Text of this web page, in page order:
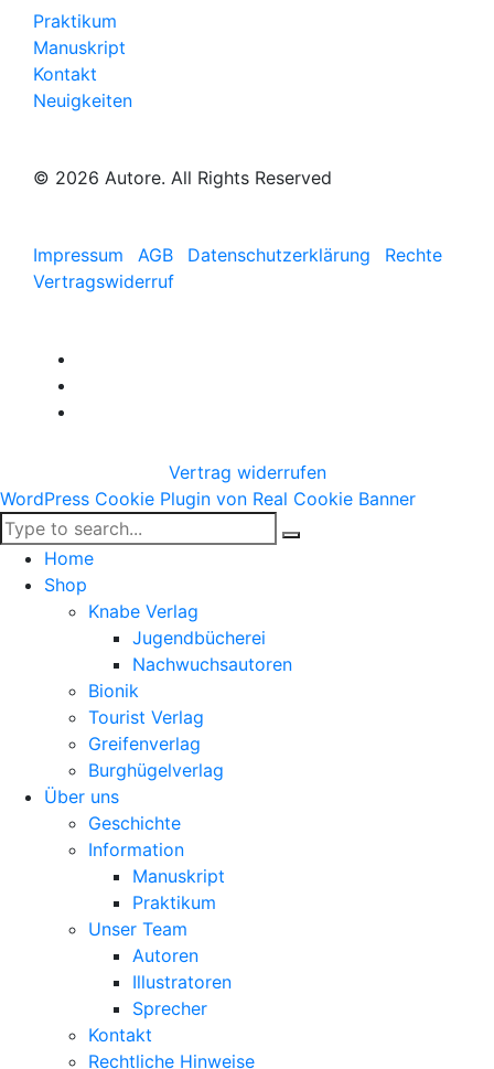
Praktikum
Manuskript
Kontakt
Neuigkeiten
© 2026 Autore. All Rights Reserved
Impressum AGB Datenschutzerklärung
Rechte
Vertragswiderruf
Vertrag widerrufen
WordPress Cookie Plugin von Real Cookie Banner
Home
Shop
Knabe Verlag
Jugendbücherei
Nachwuchsautoren
Bionik
Tourist Verlag
Greifenverlag
Burghügelverlag
Über uns
Geschichte
Information
Manuskript
Praktikum
Unser Team
Autoren
Illustratoren
Sprecher
Kontakt
Rechtliche Hinweise